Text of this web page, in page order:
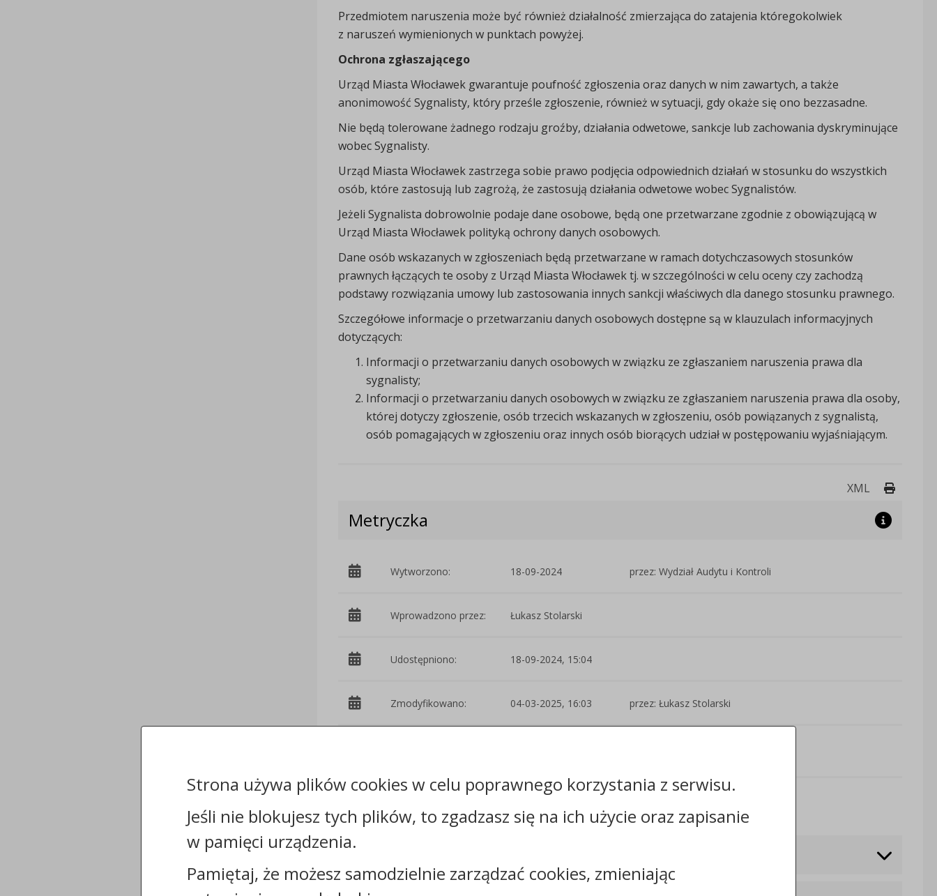
Przedmiotem naruszenia może być również działalność zmierzająca do zatajenia któregokolwiek
z naruszeń wymienionych w punktach powyżej.
Ochrona zgłaszającego
Urząd Miasta Włocławek gwarantuje poufność zgłoszenia oraz danych w nim zawartych, a także
anonimowość Sygnalisty, który prześle zgłoszenie, również w sytuacji, gdy okaże się ono bezzasadne.
Nie będą tolerowane żadnego rodzaju groźby, działania odwetowe, sankcje lub zachowania dyskryminujące
wobec Sygnalisty.
Urząd Miasta Włocławek zastrzega sobie prawo podjęcia odpowiednich działań w stosunku do wszystkich
osób, które zastosują lub zagrożą, że zastosują działania odwetowe wobec Sygnalistów.
Jeżeli Sygnalista dobrowolnie podaje dane osobowe, będą one przetwarzane zgodnie z obowiązującą w
Urząd Miasta Włocławek polityką ochrony danych osobowych.
Dane osób wskazanych w zgłoszeniach będą przetwarzane w ramach dotychczasowych stosunków
prawnych łączących te osoby z Urząd Miasta Włocławek tj. w szczególności w celu oceny czy zachodzą
podstawy rozwiązania umowy lub zastosowania innych sankcji właściwych dla danego stosunku prawnego.
Szczegółowe informacje o przetwarzaniu danych osobowych dostępne są w klauzulach informacyjnych
dotyczących:
Informacji o przetwarzaniu danych osobowych w związku ze zgłaszaniem naruszenia prawa dla
sygnalisty;
Informacji o przetwarzaniu danych osobowych w związku ze zgłaszaniem naruszenia prawa dla osoby,
której dotyczy zgłoszenie, osób trzecich wskazanych w zgłoszeniu, osób powiązanych z sygnalistą,
osób pomagających w zgłoszeniu oraz innych osób biorących udział w postępowaniu wyjaśniającym.
XML Drukuj
Metryczka
Wytworzono: 18-09-2024 przez: Wydział Audytu i Kontroli
Wprowadzono przez: Łukasz Stolarski
Udostępniono: 18-09-2024, 15:04
Zmodyfikowano: 04-03-2025, 16:03 przez: Łukasz Stolarski
udostępniający:
Wydział Audytu i
Kontroli
Załączniki
Strona używa plików cookies w celu poprawnego korzystania z serwisu.
Jeśli nie blokujesz tych plików, to zgadzasz się na ich użycie oraz zapisanie
w pamięci urządzenia.
Pamiętaj, że możesz samodzielnie zarządzać cookies, zmieniając